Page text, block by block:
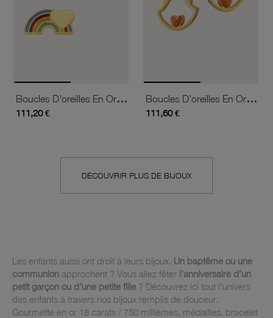
Boucles D'oreilles En Or Jaune Et Laque, Arc-En-Ciel
111,20 €
Boucles D'oreilles En Or Jaune Et Laque, Chat
111,60 €
DÉCOUVRIR PLUS DE BIJOUX
Les enfants aussi ont droit à leurs bijoux. Un baptême ou une
communion approchent ? Vous allez fêter l’anniversaire d’un
petit garçon ou d’une petite fille ? Découvrez ici tout l’univers
des enfants à travers nos bijoux remplis de douceur.
Gourmette en or 18 carats / 750 millièmes, médailles, bracelet